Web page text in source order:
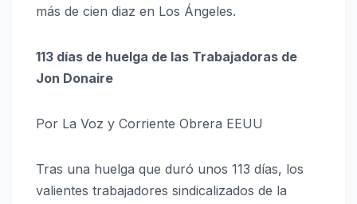
más de cien diaz en Los Ángeles.
113 días de huelga de las Trabajadoras de
Jon Donaire
Por La Voz y Corriente Obrera EEUU
Tras una huelga que duró unos 113 días, los
valientes trabajadores sindicalizados de la